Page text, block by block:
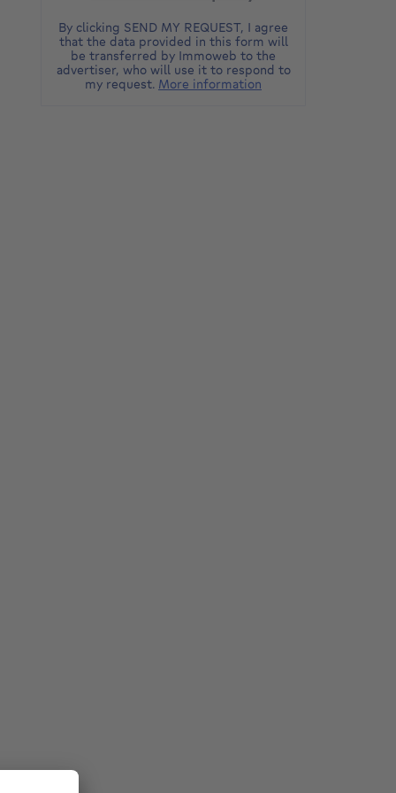
By clicking SEND MY REQUEST, I agree
that the data provided in this form will
be transferred by Immoweb to the
advertiser, who will use it to respond to
my request. More information